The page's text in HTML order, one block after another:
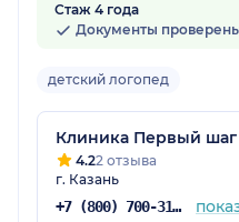
Стаж 4 года
Документы
детский логопед
Клиника Первый шаг
4.22 отзыва
г. Казань
+7 (800) 700-31-48